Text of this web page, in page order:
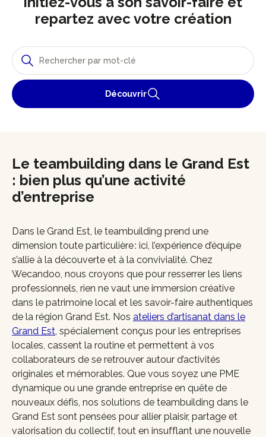
repartez avec votre création
Découvrir
Le teambuilding dans le Grand Est
: bien plus qu’une activité
d’entreprise
Dans le Grand Est, le teambuilding prend une
dimension toute particulière : ici, l’expérience d’équipe
s’allie à la découverte et à la convivialité. Chez
Wecandoo, nous croyons que pour resserrer les liens
professionnels, rien ne vaut une immersion créative
dans le patrimoine local et les savoir-faire authentiques
de la région Grand Est. Nos ateliers d’artisanat dans le
Grand Est, spécialement conçus pour les entreprises
locales, cassent la routine et permettent à vos
collaborateurs de se retrouver autour d’activités
originales et mémorables. Que vous soyez une PME
dynamique ou une grande entreprise en quête de
nouveaux défis, nos solutions de teambuilding dans le
Grand Est sont pensées pour allier plaisir, partage et
valorisation du collectif, tout en insufflant une nouvelle